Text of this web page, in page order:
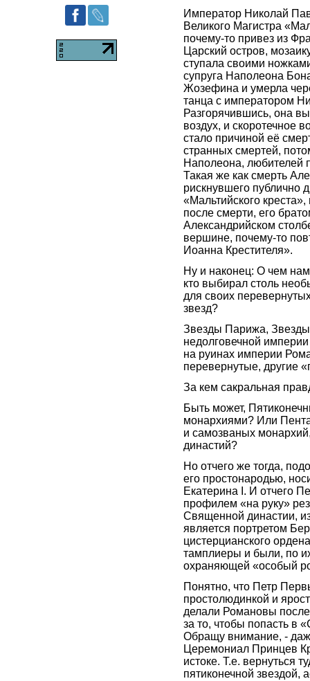
Император Николай
Великого Магистра
почему-то привез из
Царский остров,
ступала своими
супруга Наполеона
Жозефина и умерла
танца с императором
Разгорячившись, она
воздух, и скоротечное
стало причиной её
странных смертей,
Наполеона, любителей
Такая же как смерть
рискнувшего публично
«Мальтийского креста»,
после смерти, его
Александрийском
вершине, почему-то
Иоанна Крестителя».
Ну и наконец: О чем нам
кто выбирал столь
для своих
звезд?
Звезды Парижа,
недолговечной
на руинах империи
перевернутые, другие
За кем сакральная
Быть может,
монархиями? Или
и самозваных
династий?
Но отчего же тогда,
его простонародью,
Екатерина I. И отчего
профилем «на руку»
Священной династии,
является портретом
цистерцианского
тамплиеры и были, по
охраняющей «особый
Понятно, что Петр
простолюдинкой и
делали Романовы
за то, чтобы попасть в
Обращу внимание, -
Церемониал Принцев
истоке. Т.е. вернуться
пятиконечной звездой,